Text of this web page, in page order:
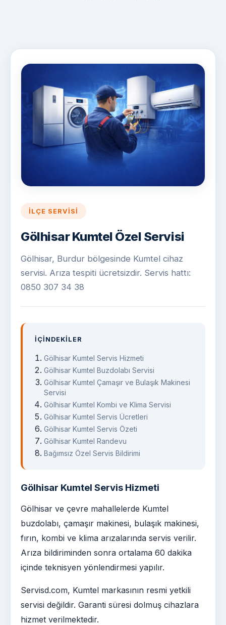
İLÇE SERVISI
Gölhisar Kumtel Özel Servisi
Gölhisar, Burdur bölgesinde Kumtel cihaz
servisi. Arıza tespiti ücretsizdir. Servis hattı:
0850 307 34 38
İÇINDEKILER
Gölhisar Kumtel Servis Hizmeti
Gölhisar Kumtel Buzdolabı Servisi
Gölhisar Kumtel Çamaşır ve Bulaşık Makinesi
Servisi
Gölhisar Kumtel Kombi ve Klima Servisi
Gölhisar Kumtel Servis Ücretleri
Gölhisar Kumtel Servis Özeti
Gölhisar Kumtel Randevu
Bağımsız Özel Servis Bildirimi
Gölhisar Kumtel Servis Hizmeti
Gölhisar ve çevre mahallelerde Kumtel
buzdolabı, çamaşır makinesi, bulaşık makinesi,
fırın, kombi ve klima arızalarında servis verilir.
Arıza bildiriminden sonra ortalama 60 dakika
içinde teknisyen yönlendirmesi yapılır.
Servisd.com, Kumtel markasının resmi yetkili
servisi değildir. Garanti süresi dolmuş cihazlara
hizmet verilmektedir.